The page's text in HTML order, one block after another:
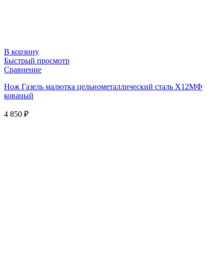
В корзину
Быстрый просмотр
Сравнение
Нож Газель малютка цельнометаллический сталь Х12МФ
кованый
4 850 ₽